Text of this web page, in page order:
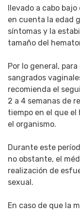
llevado a cabo
en cuenta la edad
síntomas y la
tamaño del
Por lo general,
sangrados
recomienda el
2 a 4 semanas de
tiempo en el que el
el organismo.
Durante este
no obstante, el
realización de
sexual.
En caso de que la